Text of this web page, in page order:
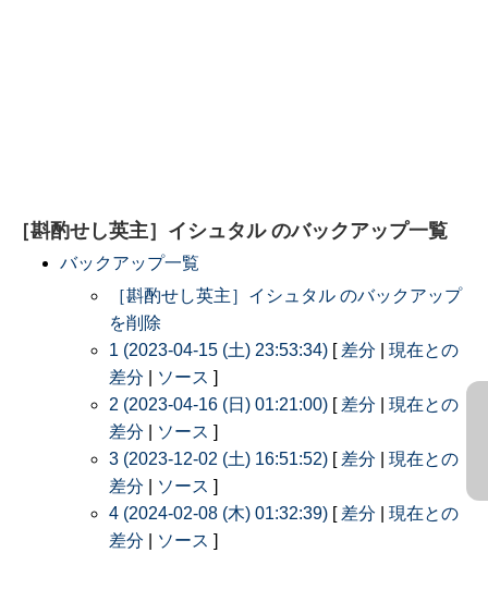
［斟酌せし英主］イシュタルのバックアップ一覧
バックアップ一覧
［斟酌せし英主］イシュタル のバックアップ
を削除
1 (2023-04-15 (土) 23:53:34) [ 差分
現在との
差分
ソース ]
2 (2023-04-16 (日) 01:21:00) [ 差分
現在との
差分
ソース ]
3 (2023-12-02 (土) 16:51:52) [ 差分
現在との
差分
ソース ]
4 (2024-02-08 (木) 01:32:39) [ 差分
現在との
差分
ソース ]